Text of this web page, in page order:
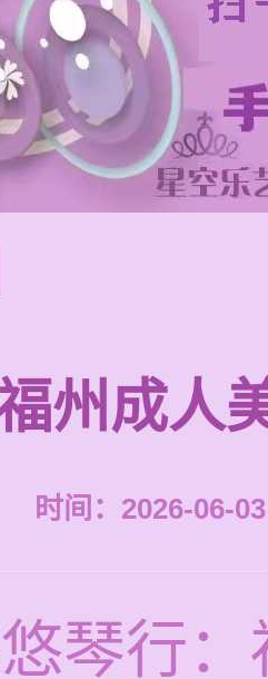
州成人
时间：2026-06-
琴行